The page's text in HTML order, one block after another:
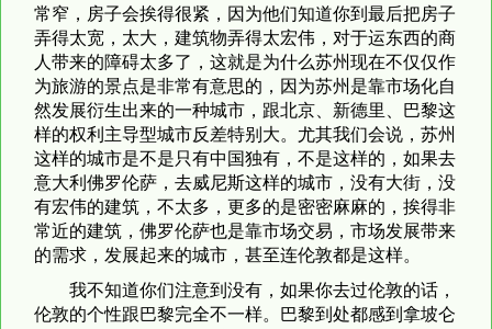
常窄，房子会挨得很紧，因为他们知道你到最后把房子
弄得太宽，太大，建筑物弄得太宏伟，对于运东西的商
人带来的障碍太多了，这就是为什么苏州现在不仅仅作
为旅游的景点是非常有意思的，因为苏州是靠市场化自
然发展衍生出来的一种城市，跟北京、新德里、巴黎这
样的权利主导型城市反差特别大。尤其我们会说，苏州
这样的城市是不是只有中国独有，不是这样的，如果去
意大利佛罗伦萨，去威尼斯这样的城市，没有大街，没
有宏伟的建筑，不太多，更多的是密密麻麻的，挨得非
常近的建筑，佛罗伦萨也是靠市场交易，市场发展带来
的需求，发展起来的城市，甚至连伦敦都是这样。
我不知道你们注意到没有，如果你去过伦敦的话，
伦敦的个性跟巴黎完全不一样。巴黎到处都感到拿坡仑